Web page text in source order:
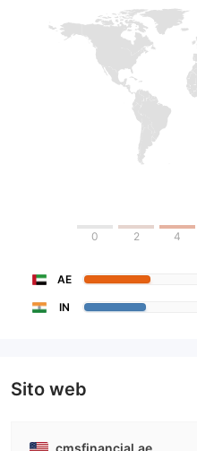
0 2 4
AE
IN
Sito web
cmsfinancial.ae